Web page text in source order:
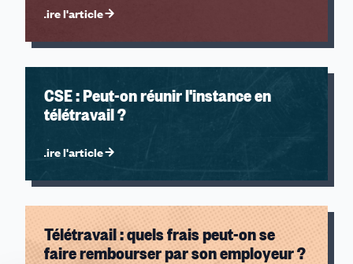
Lire l'article
CSE : Peut-on réunir l'instance en
télétravail ?
Lire l'article
Télétravail : quels frais peut-on se
faire rembourser par son employeur ?